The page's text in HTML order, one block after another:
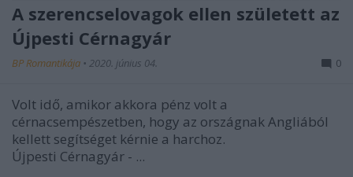
A szerencselovagok ellen született az
Újpesti Cérnagyár
BP Romantikája • 2020. június 04. 0
Volt idő, amikor akkora pénz volt a
cérnacsempészetben, hogy az országnak Angliából
kellett segítséget kérnie a harchoz.
Újpesti Cérnagyár - ...